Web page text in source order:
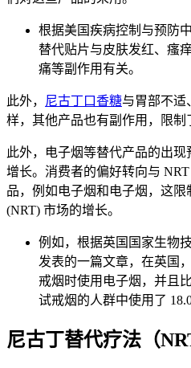
根据美国疾病控制与预防
替代贴片与皮肤发红、瘙
痛等副作用有关。
此外， 尼古丁口香糖与胃部不适
样，其他产品也有副作用，限制
此外，电子烟等替代产品的出
增长。消费者的偏好转向与
品，例如电子烟和电子烟，这
(NRT) 市场的增长。
例如，根据英国国家生物
发表的一篇文章，在英国
戒烟时使用电子烟，并且
试戒烟的人群中使用了
尼古丁替代疗法（